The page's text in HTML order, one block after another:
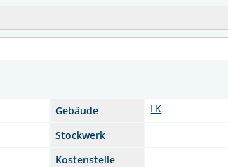
Gebäude
LK
Stockwerk
Kostenstelle